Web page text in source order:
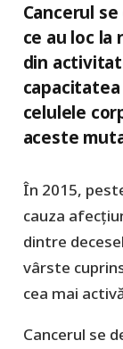
Cancerul
ce au loc la
din
celulele
aceste
În 2015,
cauza
dintre
vârste
cea mai
Cancerul se